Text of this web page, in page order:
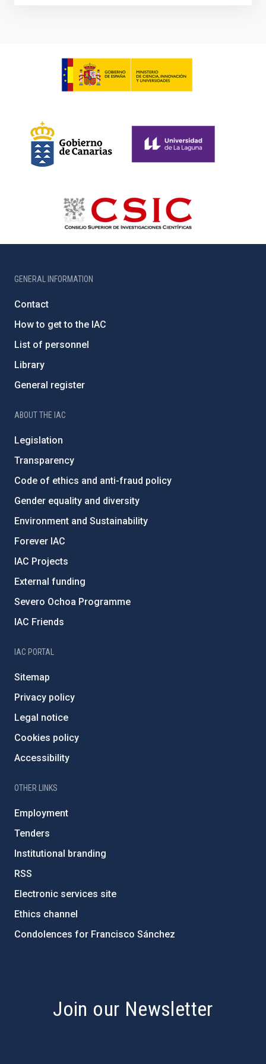
GENERAL INFORMATION
Contact
How to get to the IAC
List of personnel
Library
General register
ABOUT THE IAC
Legislation
Transparency
Code of ethics and anti-fraud policy
Gender equality and diversity
Environment and Sustainability
Forever IAC
IAC Projects
External funding
Severo Ochoa Programme
IAC Friends
IAC PORTAL
Sitemap
Privacy policy
Legal notice
Cookies policy
Accessibility
OTHER LINKS
Employment
Tenders
Institutional branding
RSS
Electronic services site
Ethics channel
Condolences for Francisco Sánchez
Join our Newsletter